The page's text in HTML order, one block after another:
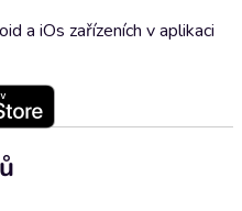
a iOs zařízeních v aplikaci